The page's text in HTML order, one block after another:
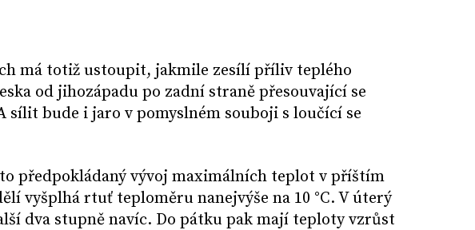
má totiž ustoupit, jakmile zesílí příliv teplého
od jihozápadu po zadní straně přesouvající se
sílit bude i jaro v pomyslném souboji s loučící se
předpokládaný vývoj maximálních teplot v příštím
vyšplhá rtuť teploměru nanejvýše na 10 °C. V úterý
dva stupně navíc. Do pátku pak mají teploty vzrůst